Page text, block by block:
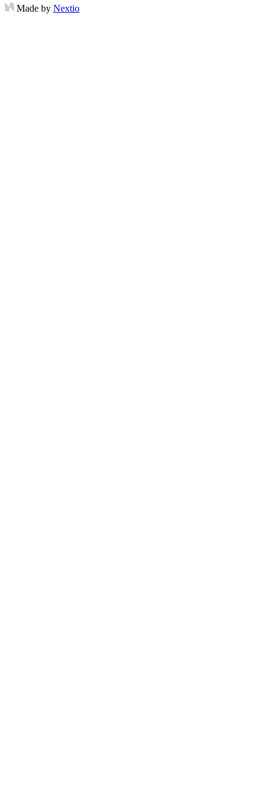
Made by Nextio